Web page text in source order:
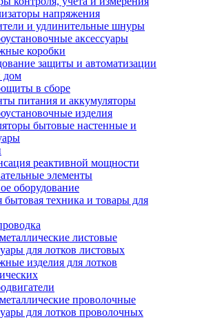
напряжения
и удлинительные шнуры
аксессуары
коробки
защиты и автоматизации
дом
в сборе
питания и аккумуляторы
изделия
бытовые настенные и
реактивной мощности
элементы
оборудование
бытовая техника и товары для
листовые
для лотков листовых
изделия для лотков
проволочные
для лотков проволочных